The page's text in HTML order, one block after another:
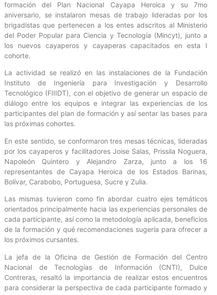
formación del Plan Nacional Cayapa Heroica y su 7mo
aniversario, se instalaron mesas de trabajo lideradas por los
brigadistas que pertenecen a los entes adscritos al Ministerio
del Poder Popular para Ciencia y Tecnología (Mincyt), junto a
los nuevos cayaperos y cayaperas capacitados en esta I
cohorte.
La actividad se realizó en las instalaciones de la Fundación
Instituto de Ingeniería para Investigación y Desarrollo
Tecnológico (FIIIDT), con el objetivo de generar un espacio de
diálogo entre los equipos e integrar las experiencias de los
participantes del plan de formación y así sentar las bases para
las próximas cohortes.
En este sentido, se conformaron tres mesas técnicas, lideradas
por los cayaperos y facilitadores Joise Salas, Prissila Noguera,
Napoleón Quintero y Alejandro Zarza, junto a los 16
representantes de Cayapa Heroica de los Estados Barinas,
Bolívar, Carabobo, Portuguesa, Sucre y Zulia.
Las mismas tuvieron como fin abordar cuatro ejes temáticos
orientados principalmente hacia las experiencias personales de
cada participante, así como la metodología aplicada, beneficios
de la formación y qué recomendaciones sugería para ofrecer a
los próximos cursantes.
La jefa de la Oficina de Gestión de Formación del Centro
Nacional de Tecnologías de Información (CNTI), Dulce
Contreras, resaltó la importancia de realizar estos encuentros
para considerar la perspectiva de cada participante formado y